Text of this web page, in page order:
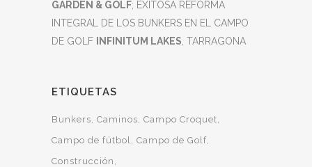
GARDEN & GOLF; EXITOSA REFORMA
INTEGRAL DE LOS BUNKERS EN EL CAMPO
DE GOLF
INFINITUM LAKES , TARRAGONA
ETIQUETAS
Bunkers Caminos Campo Croquet
Campo de fútbol Campo de Golf
Construcción